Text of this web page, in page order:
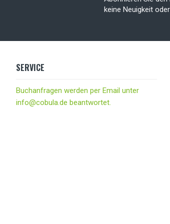
keine Neuigkeit
SERVICE
Buchanfragen werden per Email unter
info@cobula.de beantwortet.